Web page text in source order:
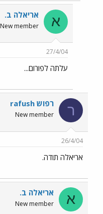
א אריאלה ב.
New member
27/4/04
עלתה לפורום...
ר רפוש rafush
New member
26/4/04
אריאלה תודה.
א אריאלה ב.
New member